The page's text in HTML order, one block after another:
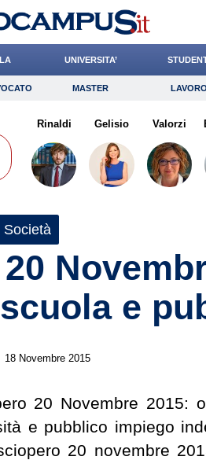
UNIVERSITA’
Master Lavoro
Consigli
MASTER LAVORO
Rinaldi Gelisio Valorzi
Società
e
18 Novembre 2015
20 Novembre 2015:
e pubblico impiego
20 novembre